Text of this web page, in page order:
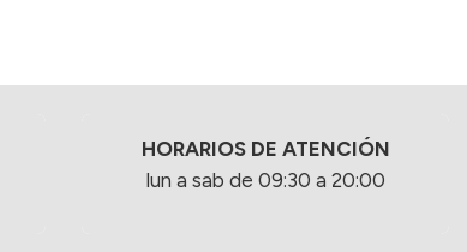
HORARIOS DE ATENCIÓN
lun a sab de 09:30 a 20:00